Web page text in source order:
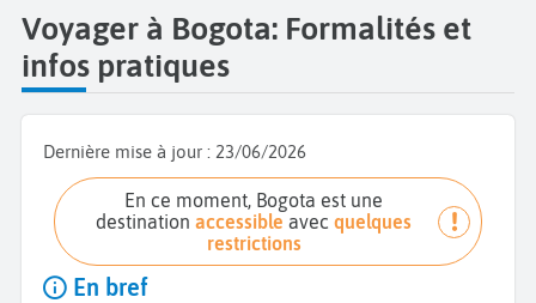
Voyager à Bogota: Formalités et
infos pratiques
Dernière mise à jour : 23/06/2026
En ce moment, Bogota est une
destinationaccessible avecquelques
restrictions
En bref